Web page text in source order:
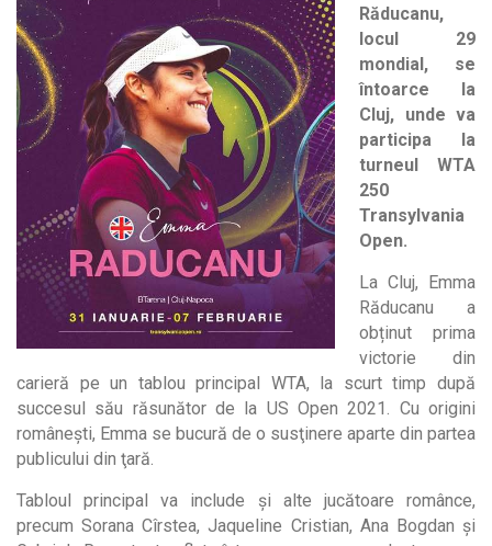
Răducanu,
locul 29
mondial, se
întoarce la
Cluj, unde va
participa la
turneul WTA
250
Transylvania
Open.
La Cluj, Emma
Răducanu a
obținut prima
victorie din
carieră pe un tablou principal WTA, la scurt timp după
succesul său răsunător de la US Open 2021. Cu origini
româneşti, Emma se bucură de o susţinere aparte din partea
publicului din ţară.
Tabloul principal va include şi alte jucătoare românce,
precum Sorana Cîrstea, Jaqueline Cristian, Ana Bogdan şi